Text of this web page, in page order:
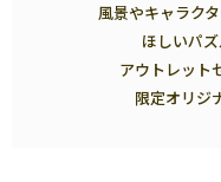
風景やキャラク
ほしいパ
アウトレット
限定オリジ